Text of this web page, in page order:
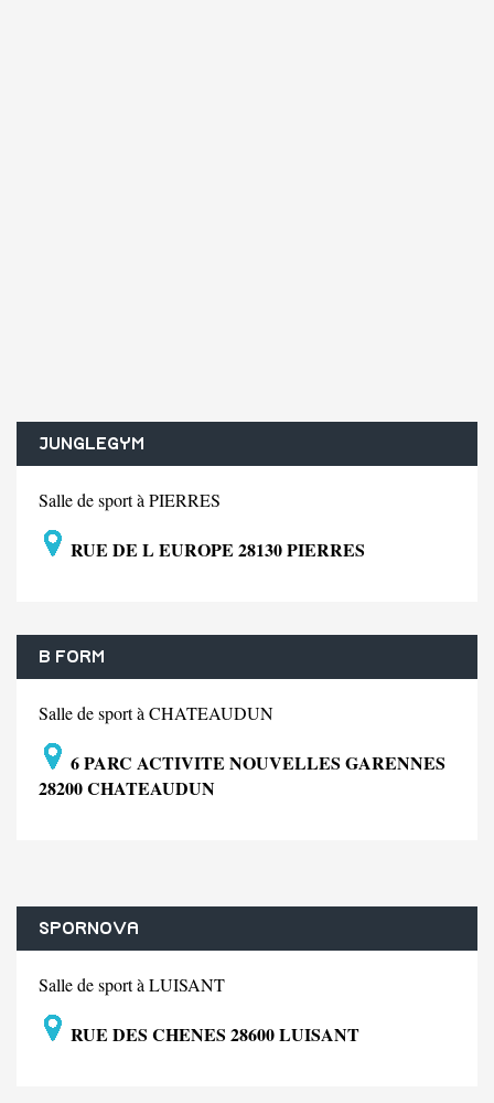
JUNGLEGYM
Salle de sport à PIERRES
RUE DE L EUROPE 28130 PIERRES
B FORM
Salle de sport à CHATEAUDUN
6 PARC ACTIVITE NOUVELLES GARENNES
28200 CHATEAUDUN
SPORNOVA
Salle de sport à LUISANT
RUE DES CHENES 28600 LUISANT